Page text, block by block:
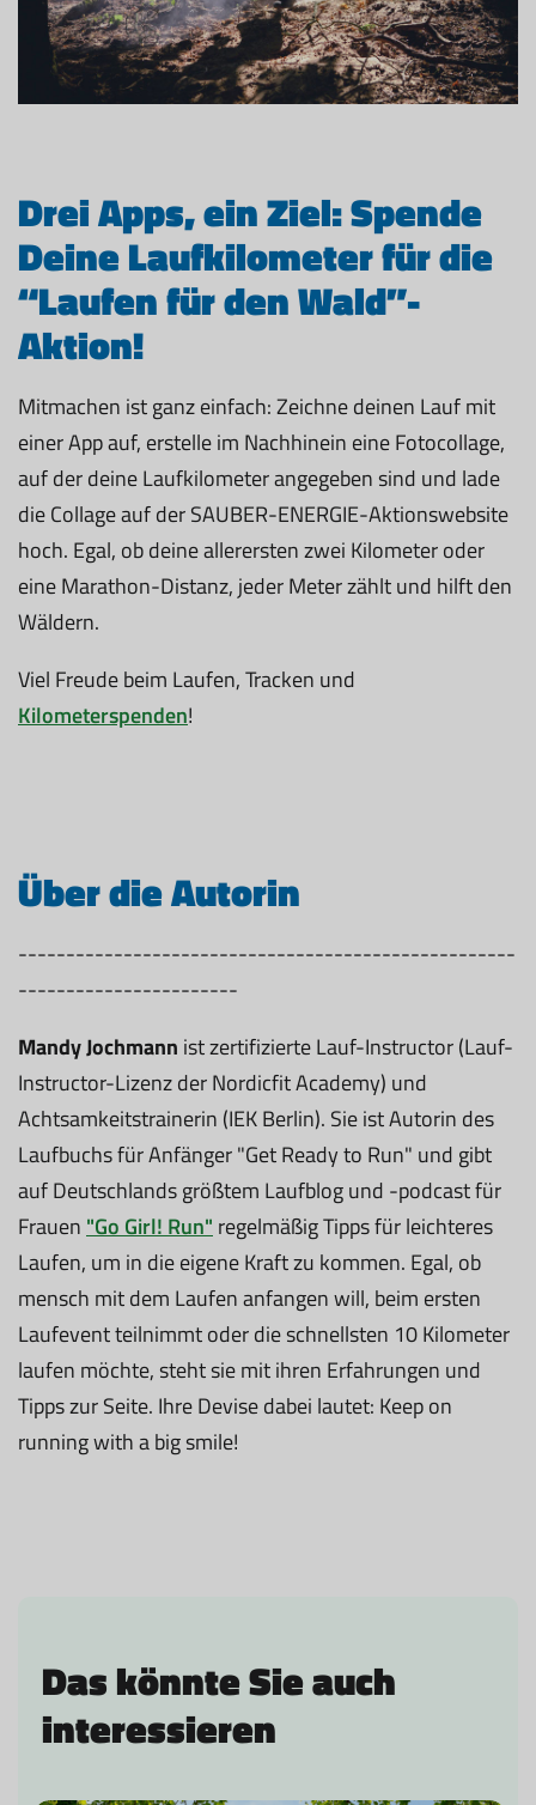
Drei Apps, ein Ziel: Spende
Deine Laufkilometer für die
“Laufen für den Wald”-
Aktion!
Mitmachen ist ganz einfach: Zeichne deinen Lauf mit
einer App auf, erstelle im Nachhinein eine Fotocollage,
auf der deine Laufkilometer angegeben sind und lade
die Collage auf der SAUBER-ENERGIE-Aktionswebsite
hoch. Egal, ob deine allerersten zwei Kilometer oder
eine Marathon-Distanz, jeder Meter zählt und hilft den
Wäldern.
Viel Freude beim Laufen, Tracken und
Kilometerspenden!
Über die Autorin
----------------------------------------------------
-----------------------
Mandy Jochmann ist zertifizierte Lauf-Instructor (Lauf-
Instructor-Lizenz der Nordicfit Academy) und
Achtsamkeitstrainerin (IEK Berlin). Sie ist Autorin des
Laufbuchs für Anfänger "Get Ready to Run" und gibt
auf Deutschlands größtem Laufblog und -podcast für
Frauen "Go Girl! Run" regelmäßig Tipps für leichteres
Laufen, um in die eigene Kraft zu kommen. Egal, ob
mensch mit dem Laufen anfangen will, beim ersten
Laufevent teilnimmt oder die schnellsten 10 Kilometer
laufen möchte, steht sie mit ihren Erfahrungen und
Tipps zur Seite. Ihre Devise dabei lautet: Keep on
running with a big smile!
Das könnte Sie auch
interessieren